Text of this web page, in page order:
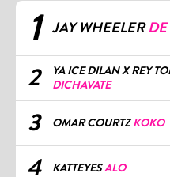
1 JAY WHEELER
2
YA ICE DILAN X REY
DICHAVATE
3 OMAR COURTZKOKO
4 KATTEYESALO